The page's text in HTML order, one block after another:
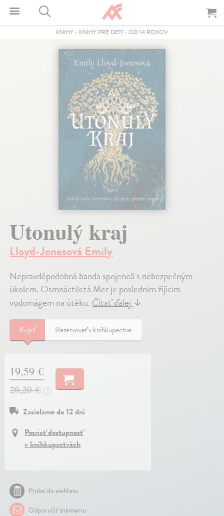
KNIHY - KNIHY PRE DETI - OD 14 ROKOV
Utonulý kraj
Lloyd-Jonesová Emily
Nepravděpodobná banda spojenců s nebezpečným
úkolem. Osmnáctiletá Mer je posledním žijícím
vodomágem na útěku.Čítať ďalej↓
Kúpiť Rezervovať v kníhkupectve
19,59 €
20,20 €
?
Zasielame do 12 dní
Pozrieť dostupnosť
v kníhkupectvách
Pridať do wishlistu
Odporučiť známemu